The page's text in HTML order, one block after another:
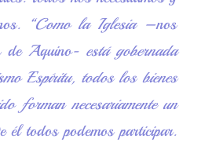
“Como la Iglesia –nos
de Aquino-está gobernada
Espíritu, todos los bienes
forman necesariamente un
él todos podemos participar.